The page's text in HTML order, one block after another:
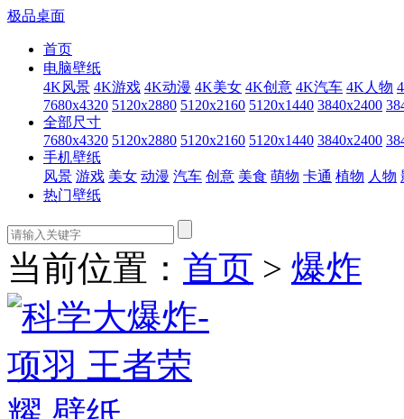
极品桌面
首页
电脑壁纸
4K风景 4K游戏 4K动漫 4K美女 4K创意 4K汽车 4K人物
7680x4320 5120x2880 5120x2160 5120x1440 3840x2400
全部尺寸
7680x4320 5120x2880 5120x2160 5120x1440 3840x2400
手机壁纸
风景 游戏 美女 动漫 汽车 创意 美食 萌物 卡通 植物 人物
热门壁纸
当前位置： 首页 > 爆炸